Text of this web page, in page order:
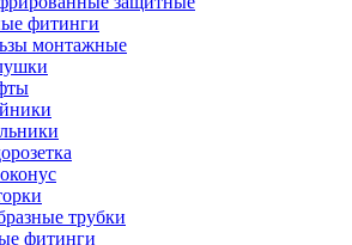
фитинги
монтажные
трубки
фитинги